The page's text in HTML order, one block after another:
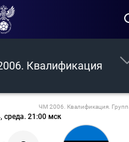
Квалификация
среда. 21:00 мск
ЧМ 2006. Квалификация.